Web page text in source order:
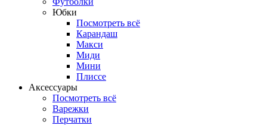
Юбки
Посмотреть всё
Карандаш
Макси
Миди
Мини
Плиссе
Аксессуары
Посмотреть всё
Варежки
Перчатки